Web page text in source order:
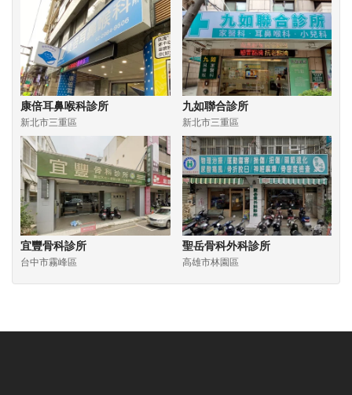
康倍耳鼻喉科診所
新北市三重區
九如聯合診所
新北市三重區
宜豐骨科診所
台中市霧峰區
聖岳骨科外科診所
高雄市林園區